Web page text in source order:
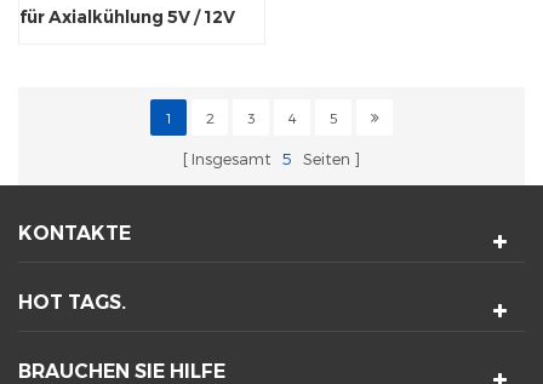
für Axialkühlung 5V / 12V
1 2 3 4 5
Insgesamt 5 Seiten
KONTAKTE
HOT TAGS.
BRAUCHEN SIE HILFE